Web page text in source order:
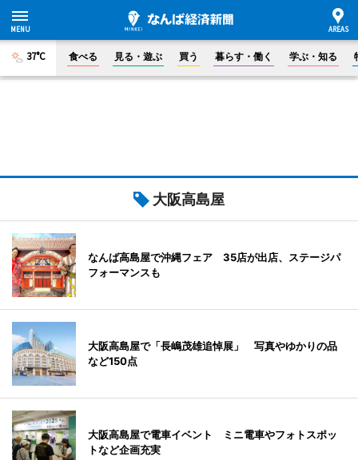
37°C 食べる 見る・遊ぶ 買う 暮らす・働く 学ぶ・知る
大阪高島屋
なんば高島屋で沖縄フェア 35店が出店、ステージパ
フォーマンスも
大阪高島屋で「長嶋茂雄追悼展」 写真やゆかりの品
など150点
大阪高島屋で電車イベント ミニ電車やフォトスポッ
トなど企画充実